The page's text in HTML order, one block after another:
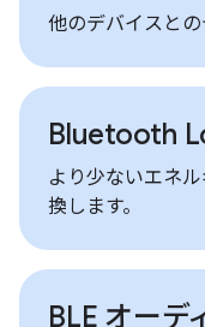
他のデバイスとの
Bluetooth
より少ないエネ
換します。
BLE オーデ